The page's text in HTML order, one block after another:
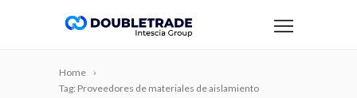
Home
Tag: Proveedores de materiales de aislamiento